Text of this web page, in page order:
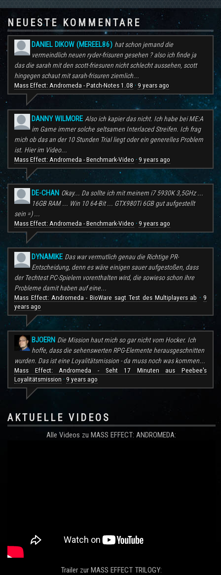
NEUESTE KOMMENTARE
DANIEL DIKOW (MEREEL86) hat schon jemand die
vermeindlich neuen ryder-frisuren gesehen ? also ich finde ja
das die sarah mit den scott-friesuren nicht schlecht aussehen, scott
hingegen schaut mit sarah-frisuren ziemlich...
Mass Effect: Andromeda - Patch-Notes 1.08 · 9 years ago
DANNY WILMORE Also ich kapier das nicht. Ich habe bei ME:A
im Game immer solche seltsamen Interlaced Streifen. Ich frag
mich ob das an der 10 Stunden Trial liegt oder ein generelles Problem
ist. Hier im Video...
Mass Effect: Andromeda - Benchmark-Video · 9 years ago
DE-CHAN Okay... Da sollte ich mit meinem i7 5930K 3,5GHz ...
16GB RAM ... Win 10 64-Bit ... GTX980Ti 6GB gut aufgestellt
sein =) ...
Mass Effect: Andromeda - Benchmark-Video · 9 years ago
DYNAMIKE Das war vermutlich genau die Richtige PR-
Entscheidung, denn es wäre einigen sauer aufgestoßen, dass
der Techtest PC-Spielern vorenthalten wird, die sowieso schon ihre
Probleme damit haben auf eine...
Mass Effect: Andromeda - BioWare sagt Test des Multiplayers ab ·9
years ago
BJOERN Die Mission haut mich so gar nicht vom Hocker. Ich
hoffe, dass die sehenswerten RPG-Elemente herausgeschnitten
wurden. Das ist eine Loyalitätsmission - da muss noch was kommen...
Mass Effect: Andromeda - Seht 17 Minuten aus Peebee's
Loyalitätsmission · 9 years ago
AKTUELLE VIDEOS
Alle Videos zu MASS EFFECT: ANDROMEDA:
Trailer zur MASS EFFECT TRILOGY: